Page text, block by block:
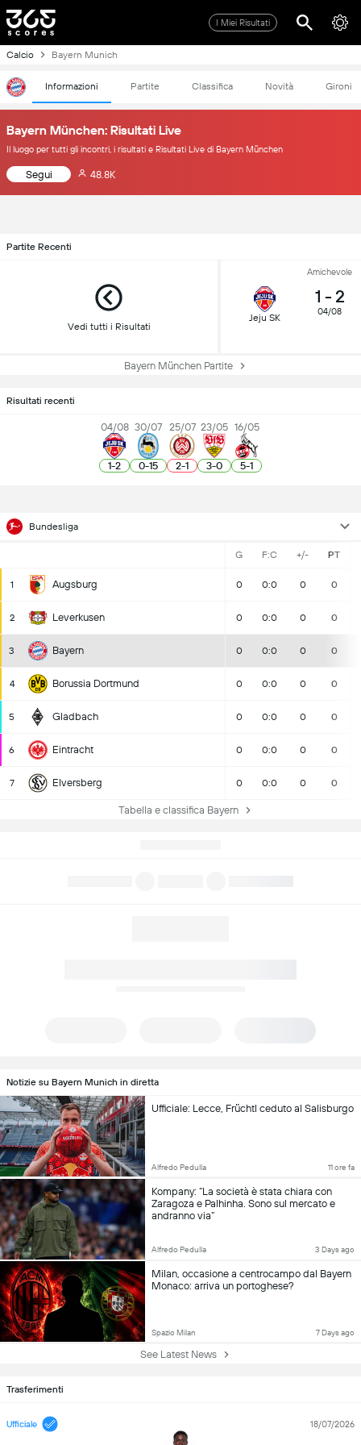
I Miei Risultati
Calcio Bayern Munich
Informazioni Partite Classifica Novità Gironi
Bayern München: Risultati Live
Il luogo per tutti gli incontri, i risultati e Risultati Live di Bayern München
Segui 48.8K
Partite Recenti
Vedi tutti i Risultati
Amichevole
Jeju SK
1 - 2
04/08
Bayern München Partite
Risultati recenti
04/08
1-2
30/07
0-15
25/07
2-1
23/05
3-0
16/05
5-1
Bundesliga
G F:C +/- PT
1 Augsburg 0 0:0 0 0
2 Leverkusen 0 0:0 0 0
3 Bayern 0 0:0 0 0
4 Borussia Dortmund 0 0:0 0 0
5 Gladbach 0 0:0 0 0
6 Eintracht 0 0:0 0 0
7 Elversberg 0 0:0 0 0
Tabella e classifica Bayern
Notizie su Bayern Munich in diretta
Ufficiale: Lecce, Früchtl ceduto al Salisburgo
Alfredo Pedulla 11 ore fa
Kompany: “La società è stata chiara con
Zaragoza e Palhinha. Sono sul mercato e
andranno via”
Alfredo Pedulla 3 Days ago
Milan, occasione a centrocampo dal Bayern
Monaco: arriva un portoghese?
Spazio Milan 7 Days ago
See Latest News
Trasferimenti
Ufficiale 18/07/2026